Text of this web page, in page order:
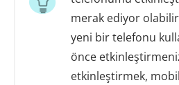
merak ediyor
yeni bir telefonu
önce
etkinleştirmek,